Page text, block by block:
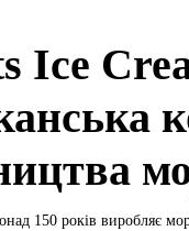
Ice
150 років виробляє